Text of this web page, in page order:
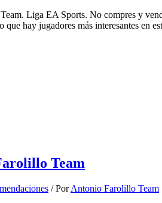
Liga EA Sports. No compres y
hay jugadores más interesantes en
Team
/ PorAntonio Farolillo Team